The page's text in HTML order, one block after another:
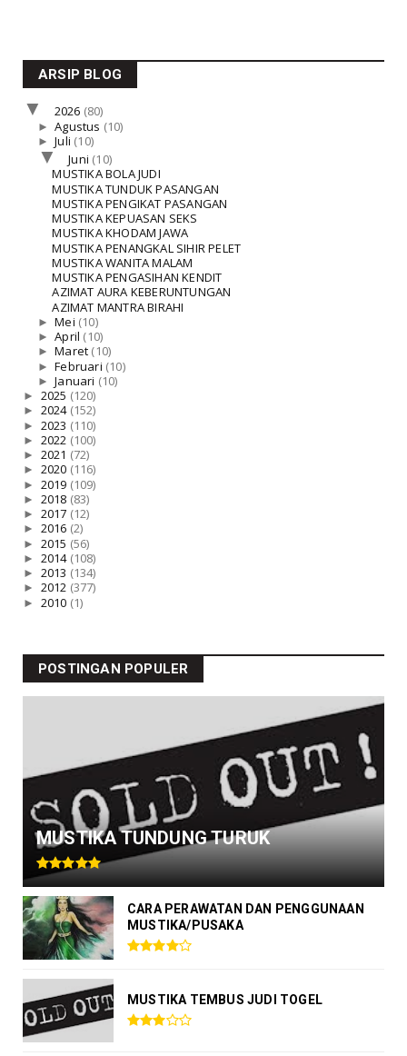
ARSIP BLOG
▼ 2026 (80)
►Agustus (10)
►Juli (10)
▼Juni (10)
MUSTIKA BOLA JUDI
MUSTIKA TUNDUK PASANGAN
MUSTIKA PENGIKAT PASANGAN
MUSTIKA KEPUASAN SEKS
MUSTIKA KHODAM JAWA
MUSTIKA PENANGKAL SIHIR PELET
MUSTIKA WANITA MALAM
MUSTIKA PENGASIHAN KENDIT
AZIMAT AURA KEBERUNTUNGAN
AZIMAT MANTRA BIRAHI
►Mei (10)
►April (10)
►Maret (10)
►Februari (10)
►Januari (10)
► 2025 (120)
► 2024 (152)
► 2023 (110)
► 2022 (100)
► 2021 (72)
► 2020 (116)
► 2019 (109)
► 2018 (83)
► 2017 (12)
► 2016 (2)
► 2015 (56)
► 2014 (108)
► 2013 (134)
► 2012 (377)
► 2010 (1)
POSTINGAN POPULER
MUSTIKA TUNDUNG TURUK
CARA PERAWATAN DAN PENGGUNAAN
MUSTIKA/PUSAKA
MUSTIKA TEMBUS JUDI TOGEL